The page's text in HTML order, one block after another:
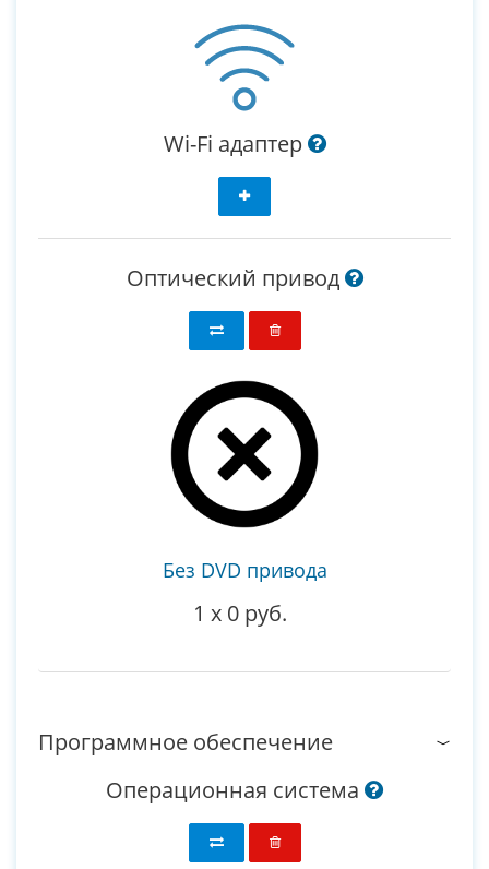
Wi-Fi адаптер
Оптический привод
Без DVD привода
1 x 0 руб.
Программное обеспечение
Операционная система